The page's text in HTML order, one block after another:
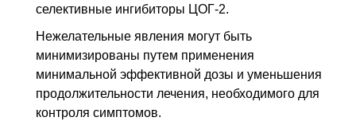
селективные ингибиторы ЦОГ-2.
Нежелательные явления могут быть
минимизированы путем применения
минимальной эффективной дозы и уменьшения
продолжительности лечения, необходимого для
контроля симптомов.